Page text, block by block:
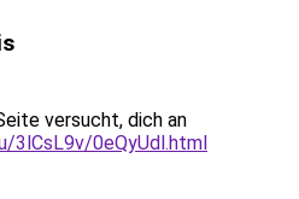
versucht, dich an
3lCsL9v/0eQyUdl.html